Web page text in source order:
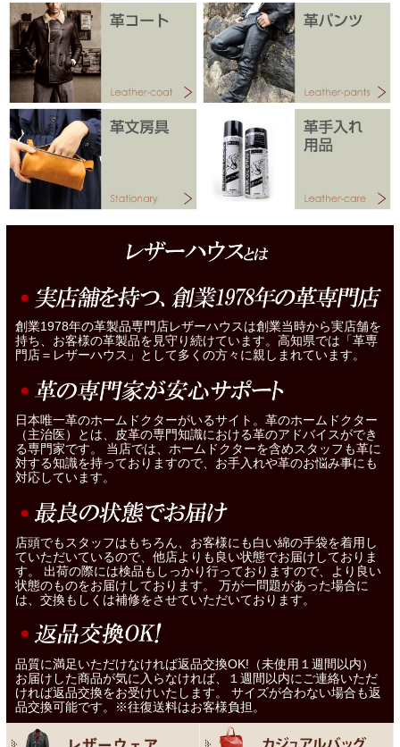
創業1978年の革製品専門店レザーハウスは創業当時から実店舗を
持ち、お客様の革製品を見守り続けています。高知県では「革専
門店＝レザーハウス」として多くの方々に親しまれています。
日本唯一革のホームドクターがいるサイト。革のホームドクター
（主治医）とは、皮革の専門知識における革のアドバイスができ
る専門家です。 当店では、ホームドクターを含めスタッフも革に
対する知識を持っておりますので、お手入れや革のお悩み事にも
対応しています。
店頭でもスタッフはもちろん、お客様にも白い綿の手袋を着用し
ていただいているので、他店よりも良い状態でお届けしておりま
す。 出荷の際には検品もしっかり行っておりますので、より良い
状態のものをお届けしております。 万が一問題があった場合に
は、交換もしくは補修をさせていただいております。
品質に満足いただけなければ返品交換OK!（未使用１週間以内）
お届けした商品が気に入らなければ、１週間以内にご連絡いただ
ければ返品交換をお受けいたします。 サイズが合わない場合も返
品交換可能です。※往復送料はお客様負担。